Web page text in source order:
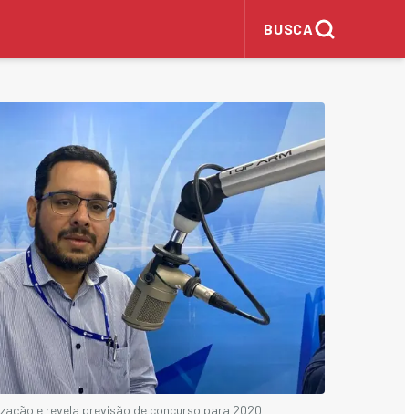
BUSCA
e revela previsão de concurso para 2020